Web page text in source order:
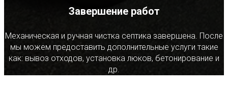
Завершение работ
Механическая и ручная чистка септика завершена. После
мы можем предоставить дополнительные услуги такие
как: вывоз отходов, установка люков, бетонирование и
др.